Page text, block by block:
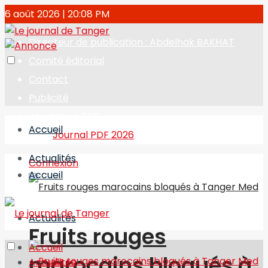
6 août 2026 | 20:08 PM
Directeur de publication : Abdelhak BAKHAT
Journal PDF 2026
Connexion
Accueil
Actualités
Fruits rouges
Accueil
Actualités
Accueil
Actualités